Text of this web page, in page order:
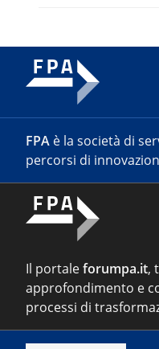
FPA è la società di
percorsi di
Il portaleforumpa.it,
approfondimento e
processi di